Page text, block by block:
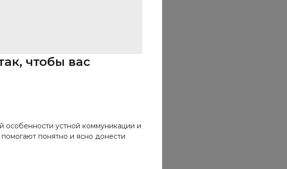
чтобы вас
особенности устной коммуникации и
понятно и ясно донести